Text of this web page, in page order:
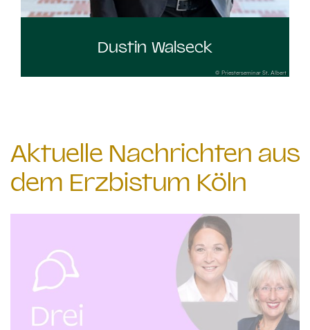
Dustin Walseck
© Priesterseminar St. Albert
Aktuelle Nachrichten aus
dem Erzbistum Köln